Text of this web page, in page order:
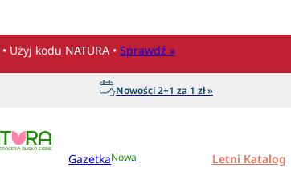
• Użyj kodu NATURA • Sprawdź »
Nowości 2+1 za 1 zł »
GazetkaNowa Letni Katalog